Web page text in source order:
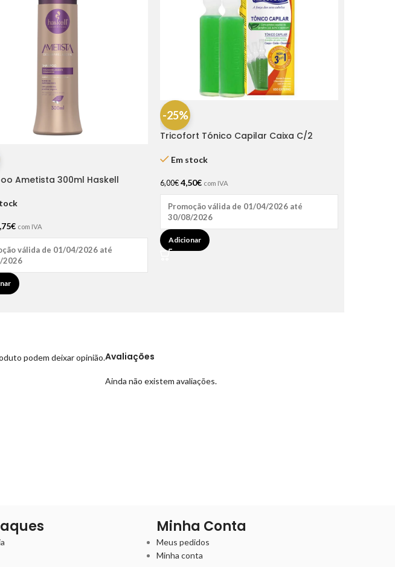
Ametista 300ml Haskell
€ com IVA
válida de 01/04/2026 até
2026
-25%
Tricofort Tónico Capilar Caixa C/2
Em stock
6,00€ 4,50€ com IVA
Promoção válida de 01/04/2026 até
30/08/2026
Adicionar
Avaliações
Ainda não existem avaliações.
podem deixar opinião.
Minha Conta
Meus pedidos
Minha conta